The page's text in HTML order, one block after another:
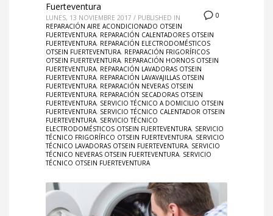
0
Fuerteventura
LUNES, 13 NOVIEMBRE 2017 / PUBLISHED IN
REPARACIÓN AIRE ACONDICIONADO OTSEIN
FUERTEVENTURA, REPARACIÓN CALENTADORES OTSEIN
FUERTEVENTURA, REPARACIÓN ELECTRODOMÉSTICOS
OTSEIN FUERTEVENTURA, REPARACIÓN FRIGORÍFICOS
OTSEIN FUERTEVENTURA, REPARACIÓN HORNOS OTSEIN
FUERTEVENTURA, REPARACIÓN LAVADORAS OTSEIN
FUERTEVENTURA, REPARACIÓN LAVAVAJILLAS OTSEIN
FUERTEVENTURA, REPARACIÓN NEVERAS OTSEIN
FUERTEVENTURA, REPARACIÓN SECADORAS OTSEIN
FUERTEVENTURA, SERVICIO TÉCNICO A DOMICILIO OTSEIN
FUERTEVENTURA, SERVICIO TÉCNICO CALENTADOR OTSEIN
FUERTEVENTURA, SERVICIO TÉCNICO
ELECTRODOMÉSTICOS OTSEIN FUERTEVENTURA, SERVICIO
TÉCNICO FRIGORÍFICO OTSEIN FUERTEVENTURA, SERVICIO
TÉCNICO LAVADORAS OTSEIN FUERTEVENTURA, SERVICIO
TÉCNICO NEVERAS OTSEIN FUERTEVENTURA, SERVICIO
TÉCNICO OTSEIN FUERTEVENTURA